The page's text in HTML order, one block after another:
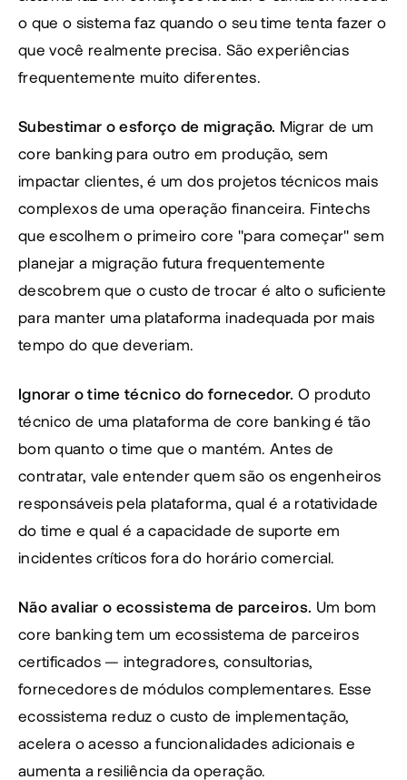
o que o sistema faz quando o seu time tenta fazer o
que você realmente precisa. São experiências
frequentemente muito diferentes.
Subestimar o esforço de migração. Migrar de um
core banking para outro em produção, sem
impactar clientes, é um dos projetos técnicos mais
complexos de uma operação financeira. Fintechs
que escolhem o primeiro core "para começar" sem
planejar a migração futura frequentemente
descobrem que o custo de trocar é alto o suficiente
para manter uma plataforma inadequada por mais
tempo do que deveriam.
Ignorar o time técnico do fornecedor. O produto
técnico de uma plataforma de core banking é tão
bom quanto o time que o mantém. Antes de
contratar, vale entender quem são os engenheiros
responsáveis pela plataforma, qual é a rotatividade
do time e qual é a capacidade de suporte em
incidentes críticos fora do horário comercial.
Não avaliar o ecossistema de parceiros. Um bom
core banking tem um ecossistema de parceiros
certificados — integradores, consultorias,
fornecedores de módulos complementares. Esse
ecossistema reduz o custo de implementação,
acelera o acesso a funcionalidades adicionais e
aumenta a resiliência da operação.